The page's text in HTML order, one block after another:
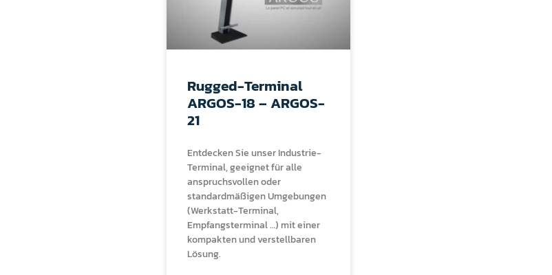
Rugged-Terminal
ARGOS-18 – ARGOS-
21
Entdecken Sie unser Industrie-
Terminal, geeignet für alle
anspruchsvollen oder
standardmäßigen Umgebungen
(Werkstatt-Terminal,
Empfangsterminal …) mit einer
kompakten und verstellbaren
Lösung.